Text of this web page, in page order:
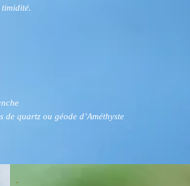
timidité.
quartz ou géode d’Améthyste